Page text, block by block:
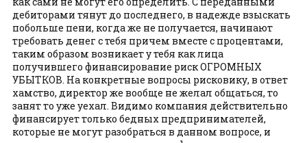
дебиторами тянут до последнего, в надежде взыскать
побольше пени, когда же не получается, начинают
требовать денег с тебя причем вместе с процентами,
таким образом возникает у тебя как лица
получившего финансирование риск ОГРОМНЫХ
УБЫТКОВ. На конкретные вопросы рисковику, в ответ
хамство, директор же вообще не желал общаться, то
занят то уже уехал. Видимо компания действительно
финансирует только бедных предпринимателей,
которые не могут разобраться в данном вопросе, и